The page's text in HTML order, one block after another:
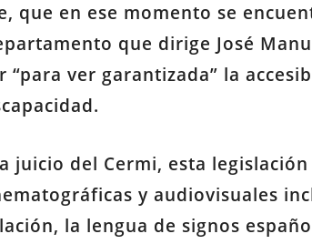
que en ese momento se
que dirige José
“para ver garantizada” la
juicio del Cermi, esta
y audiovisuales
la lengua de signos